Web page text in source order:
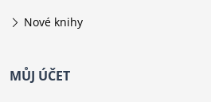
Nové knihy
MŮJ ÚČET